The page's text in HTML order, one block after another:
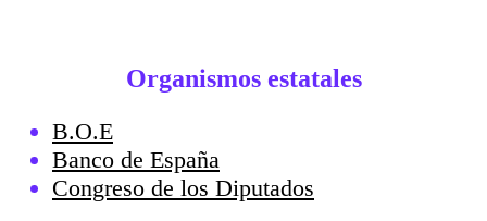
Organismos estatales
B.O.E
Banco de España
Congreso de los Diputados